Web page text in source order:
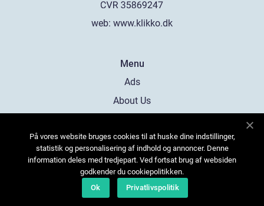
web: www.klikko.dk
Menu
Ads
About Us
Contact
Sitemap
På vores website bruges cookies til at huske dine indstillinger,
statistik og personalisering af indhold og annoncer. Denne
information deles med tredjepart. Ved fortsat brug af websiden
godkender du cookiepolitikken.
Ok
Privatlivspolitik